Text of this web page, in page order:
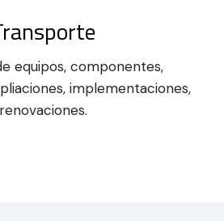
equipos, componentes,
implementaciones,
renovaciones.